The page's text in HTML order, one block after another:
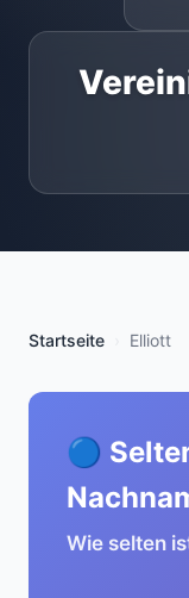
Startseite Elliott
🔵
Wie selten